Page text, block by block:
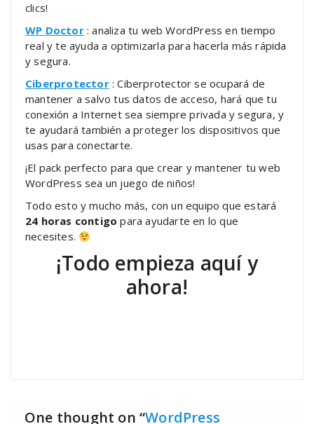
clics!
WP Doctor: analiza tu web WordPress en tiempo
real y te ayuda a optimizarla para hacerla más rápida
y segura.
Ciberprotector : Ciberprotector se ocupará de
mantener a salvo tus datos de acceso, hará que tu
conexión a Internet sea siempre privada y segura, y
te ayudará también a proteger los dispositivos que
usas para conectarte.
¡El pack perfecto para que crear y mantener tu web
WordPress sea un juego de niños!
Todo esto y mucho más, con un equipo que estará
24 horas contigo para ayudarte en lo que
necesites.
¡Todo empieza aquí y
ahora!
One thought on “WordPress